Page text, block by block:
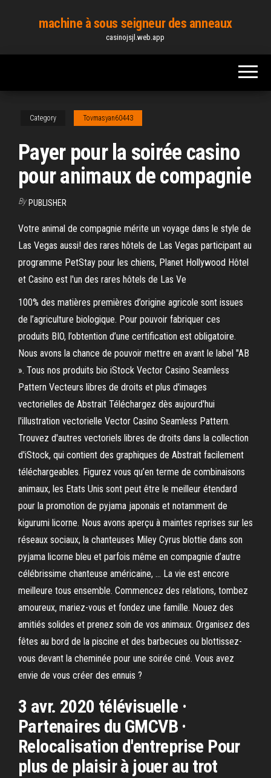
content
machine à sous seigneur des anneaux
casinojsjl.web.app
Category Tovmasyan60443
Payer pour la soirée casino
pour animaux de compagnie
By PUBLISHER
Votre animal de compagnie mérite un voyage dans le style de
Las Vegas aussi! des rares hôtels de Las Vegas participant au
programme PetStay pour les chiens, Planet Hollywood Hôtel
et Casino est l'un des rares hôtels de Las Ve
100% des matières premières d’origine agricole sont issues
de l’agriculture biologique. Pour pouvoir fabriquer ces
produits BIO, l’obtention d’une certification est obligatoire.
Nous avons la chance de pouvoir mettre en avant le label "AB
». Tous nos produits bio iStock Vector Casino Seamless
Pattern Vecteurs libres de droits et plus d'images
vectorielles de Abstrait Téléchargez dès aujourd'hui
l'illustration vectorielle Vector Casino Seamless Pattern.
Trouvez d'autres vectoriels libres de droits dans la collection
d'iStock, qui contient des graphiques de Abstrait facilement
téléchargeables. Figurez vous qu’en terme de combinaisons
animaux, les Etats Unis sont peut être le meilleur étendard
pour la promotion de pyjama japonais et notamment de
kigurumi licorne. Nous avons aperçu à maintes reprises sur les
réseaux sociaux, la chanteuses Miley Cyrus blottie dans son
pyjama licorne bleu et parfois même en compagnie d’autre
célébrissime chanteuse américaine, … La vie est encore
meilleure tous ensemble. Commencez des relations, tombez
amoureux, mariez-vous et fondez une famille. Nouez des
amitiés solides et prenez soin de vos animaux. Organisez des
fêtes au bord de la piscine et des barbecues ou blottissez-
vous devant la cheminée pour une soirée ciné. Vous avez
envie de vous créer des ennuis ?
3 avr. 2020 télévisuelle ·
Partenaires du GMCVB ·
Relocalisation d'entreprise Pour
plus de plaisir à jouer au trot